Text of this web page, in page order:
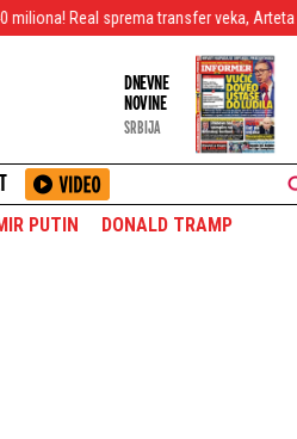
transfer veka, Arteta doveo
DNEVNE
NOVINE
SRBIJA
PUTIN DONALD TRAMP